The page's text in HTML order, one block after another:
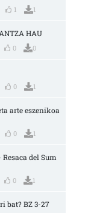
1 1
HAU
0 0
0 1
arte eszenikoa
0 1
del Sum
0 1
bat? BZ 3-27